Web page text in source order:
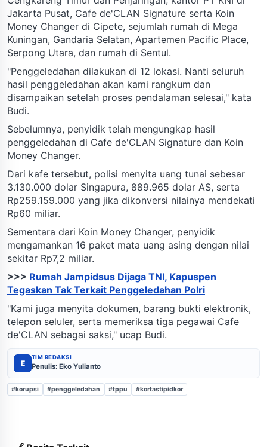
Jakarta Pusat, Cafe de'CLAN Signature serta Koin
Money Changer di Cipete, sejumlah rumah di Mega
Kuningan, Gandaria Selatan, Apartemen Pacific Place,
Serpong Utara, dan rumah di Sentul.
"Penggeledahan dilakukan di 12 lokasi. Nanti seluruh
hasil penggeledahan akan kami rangkum dan
disampaikan setelah proses pendalaman selesai," kata
Budi.
Sebelumnya, penyidik telah mengungkap hasil
penggeledahan di Cafe de'CLAN Signature dan Koin
Money Changer.
Dari kafe tersebut, polisi menyita uang tunai sebesar
3.130.000 dolar Singapura, 889.965 dolar AS, serta
Rp259.159.000 yang jika dikonversi nilainya mendekati
Rp60 miliar.
Sementara dari Koin Money Changer, penyidik
mengamankan 16 paket mata uang asing dengan nilai
sekitar Rp7,2 miliar.
>>> Rumah Jampidsus Dijaga TNI, Kapuspen
Tegaskan Tak Terkait Penggeledahan Polri
"Kami juga menyita dokumen, barang bukti elektronik,
telepon seluler, serta memeriksa tiga pegawai Cafe
de'CLAN sebagai saksi," ucap Budi.
E
TIM REDAKSI
Penulis: Eko Yulianto
#korupsi #penggeledahan #tppu #kortastipidkor